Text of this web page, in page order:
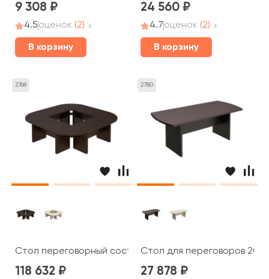
9 308
4.5оценок (2)
В корзину
24 560
4.7оценок (2)
В корзину
2768
Стол переговорный составной 280x280x75 Born
118 632
2780
Стол для переговоров
27 878